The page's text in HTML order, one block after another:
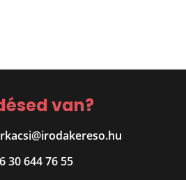
van?
30 644 76 55